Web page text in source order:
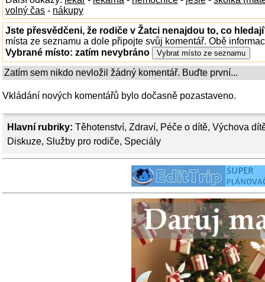
Hlavní rubriky: Těhotenství, Zdraví, Péče o dítě, Výchova
Diskuze, Služby pro rodiče, Speciály
volný čas - nákupy
Jste přesvědčeni, že rodiče v Žatci nenajdou to, co
místa ze seznamu a dole připojte svůj komentář. Obě
Vybrané místo: zatím nevybráno
Zatím sem nikdo nevložil žádný komentář. Buďte první...
Vkládání nových komentářů bylo dočasně pozastaveno.